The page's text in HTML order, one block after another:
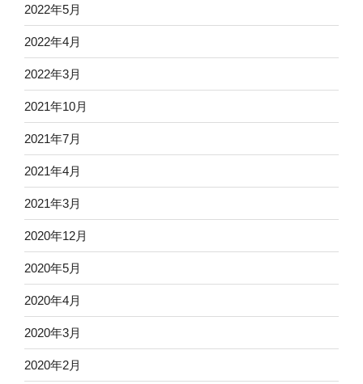
2022年5月
2022年4月
2022年3月
2021年10月
2021年7月
2021年4月
2021年3月
2020年12月
2020年5月
2020年4月
2020年3月
2020年2月